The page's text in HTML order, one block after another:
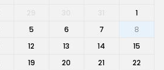
1
5 6 7
8
12 13 14
15
19 20 21
22